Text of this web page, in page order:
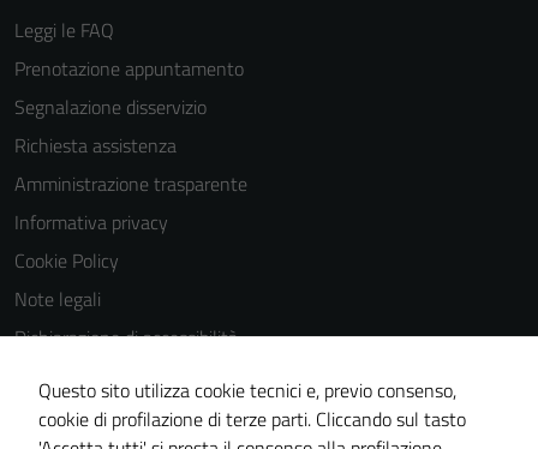
Leggi le FAQ
Prenotazione appuntamento
Segnalazione disservizio
Richiesta assistenza
Amministrazione trasparente
Informativa privacy
Cookie Policy
Note legali
Dichiarazione di accessibilità
Dichiarazione di accessibilità Servizi
Whistleblowing
Questo sito utilizza cookie tecnici e, previo consenso,
cookie di profilazione di terze parti. Cliccando sul tasto